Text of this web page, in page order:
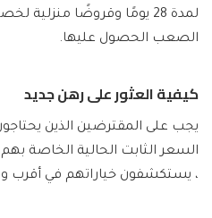
لمدة 28 يومًا وقروضًا
الصعب الحصول عليها.
كيفية العثور على رهن جديد
يجب على المقترضين الذين
السعر الثابت الحالية الخاصة
، يستكشفون خياراتهم في أقرب